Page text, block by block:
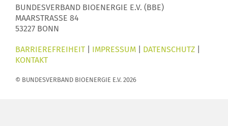
BUNDESVERBAND BIOENERGIE E.V. (BBE)
MAARSTRASSE 84
53227 BONN
BARRIEREFREIHEIT IMPRESSUM DATENSCHUTZ
KONTAKT
© BUNDESVERBAND BIOENERGIE E.V. 2026